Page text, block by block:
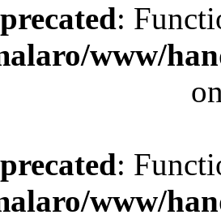
:
www/
:
www/